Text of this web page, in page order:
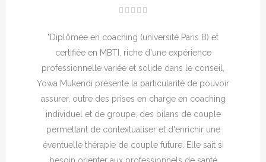
"Diplômée en coaching (université Paris 8) et
certifiée en MBTI, riche d'une expérience
professionnelle variée et solide dans le conseil,
Yowa Mukendi présente la particularité de pouvoir
assurer, outre des prises en charge en coaching
individuel et de groupe, des bilans de couple
permettant de contextualiser et d'enrichir une
éventuelle thérapie de couple future. Elle sait si